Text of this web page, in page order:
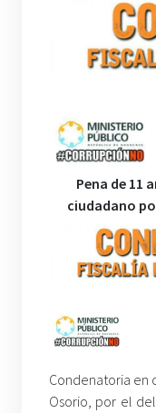
Pena de 11
ciudadano
Condenatoria en
Osorio, por el